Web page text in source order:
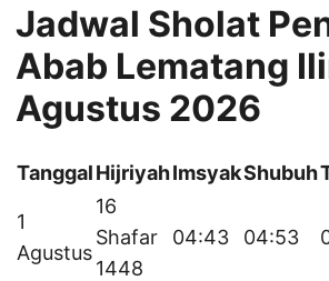
Jadwal Sholat
Abab Lematang
Agustus 2026
TanggalHijriyahImsyakShubuh
1
Agustus
16
Shafar
1448
04:43 04:53